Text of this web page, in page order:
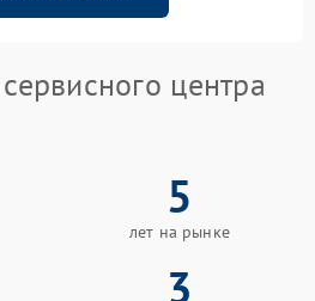
центра
5
лет на рынке
3